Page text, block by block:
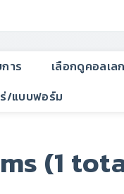
าร เลือกดูคอลเล
/แบบฟอร์ม
(1